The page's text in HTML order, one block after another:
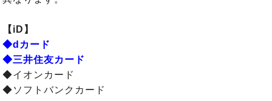
【iD】
◆dカード
◆三井住友カード
◆イオンカード
◆ソフトバンクカード